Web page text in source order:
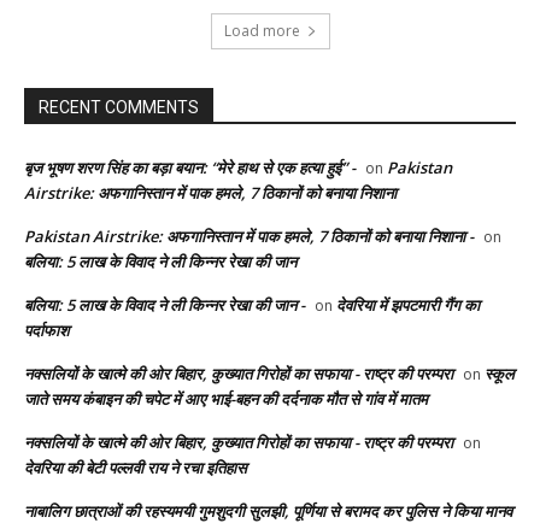
Load more
RECENT COMMENTS
बृज भूषण शरण सिंह का बड़ा बयान: “मेरे हाथ से एक हत्या हुई” - on Pakistan
Airstrike: अफगानिस्तान में पाक हमले, 7 ठिकानों को बनाया निशाना
Pakistan Airstrike: अफगानिस्तान में पाक हमले, 7 ठिकानों को बनाया निशाना - on
बलिया: 5 लाख के विवाद ने ली किन्नर रेखा की जान
बलिया: 5 लाख के विवाद ने ली किन्नर रेखा की जान - on देवरिया में झपटमारी गैंग का
पर्दाफाश
नक्सलियों के खात्मे की ओर बिहार, कुख्यात गिरोहों का सफाया - राष्ट्र की परम्परा on स्कूल
जाते समय कंबाइन की चपेट में आए भाई-बहन की दर्दनाक मौत से गांव में मातम
नक्सलियों के खात्मे की ओर बिहार, कुख्यात गिरोहों का सफाया - राष्ट्र की परम्परा on
देवरिया की बेटी पल्लवी राय ने रचा इतिहास
नाबालिग छात्राओं की रहस्यमयी गुमशुदगी सुलझी, पूर्णिया से बरामद कर पुलिस ने किया मानव